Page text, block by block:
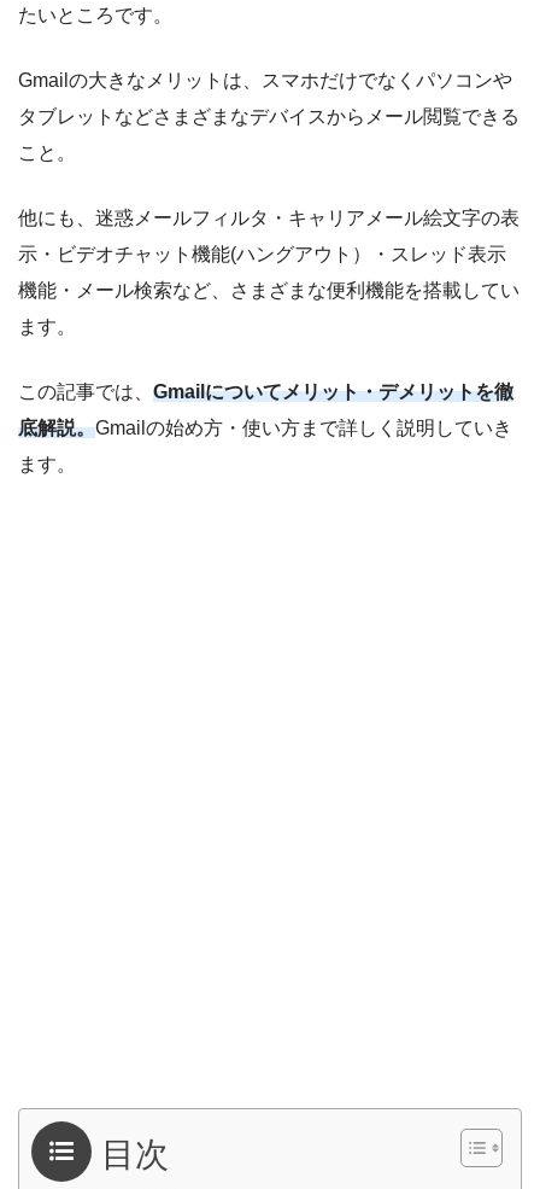
たいところです。
Gmailの大きなメリットは、スマホだけでなくパソコンや
タブレットなどさまざまなデバイスからメール閲覧できる
こと。
他にも、迷惑メールフィルタ・キャリアメール絵文字の表
示・ビデオチャット機能(ハングアウト）・スレッド表示
機能・メール検索など、さまざまな便利機能を搭載してい
ます。
この記事では、 Gmailについてメリット・デメリットを徹
底解説。Gmailの始め方・使い方まで詳しく説明していき
ます。
目次